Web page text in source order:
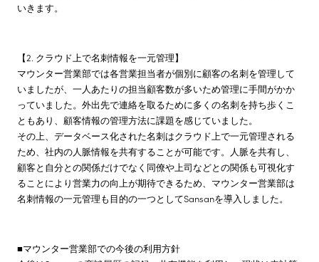
いきます。
【2. クラウド上で名刺情報を一元管理】
マウンター営業部では各営業担当者が個別に顧客の名刺を管理して
いましたが、一人あたりの担当顧客数が多いため管理に手間がかか
っていました。外出先で連絡を取るために多くの名刺を持ち歩くこ
ともあり、顧客情報の管理方法に課題を感じていました。
その上、データベース化された名刺はクラウド上で一元管理される
ため、社内の人脈情報を共有することが可能です。人脈を共有し、
顧客と自分との関係だけでなく同僚や上司などとの関係も可視化す
ることにより営業力の向上が期待できるため、マウンター営業部は
名刺情報の一元管理も目的の一つとしてSansanを導入しました。
■マウンター営業部での今後の利用方針